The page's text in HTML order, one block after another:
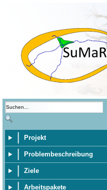
Projekt
Problembeschreibung
Ziele
Arbeitspakete